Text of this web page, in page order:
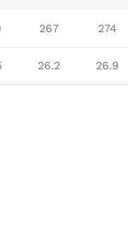
267 274
26.2 26.9